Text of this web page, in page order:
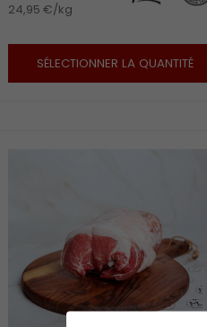
24,95 €/kg
SÉLECTIONNER LA QUANTITÉ